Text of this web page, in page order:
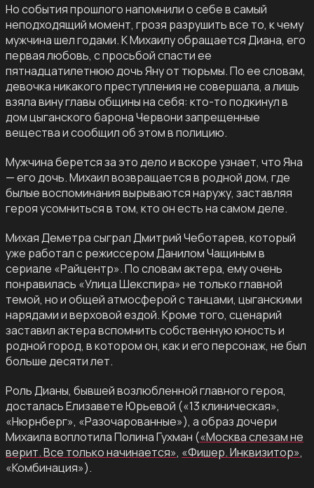
Но события прошлого напомнили о себе в самый
неподходящий момент, грозя разрушить все то, к чему
мужчина шел годами. К Михаилу обращается Диана, его
первая любовь, с просьбой спасти ее
пятнадцатилетнюю дочь Яну от тюрьмы. По ее словам,
девочка никакого преступления не совершала, а лишь
взяла вину главы общины на себя: кто-то подкинул в
дом цыганского барона Червони запрещенные
вещества и сообщил об этом в полицию.
Мужчина берется за это дело и вскоре узнает, что Яна
— его дочь. Михаил возвращается в родной дом, где
былые воспоминания вырываются наружу, заставляя
героя усомниться в том, кто он есть на самом деле.
Михая Деметра сыграл Дмитрий Чеботарев, который
уже работал с режиссером Данилом Чащиным в
сериале «Райцентр». По словам актера, ему очень
понравилась «Улица Шекспира» не только главной
темой, но и общей атмосферой с танцами, цыганскими
нарядами и верховой ездой. Кроме того, сценарий
заставил актера вспомнить собственную юность и
родной город, в котором он, как и его персонаж, не был
больше десяти лет.
Роль Дианы, бывшей возлюбленной главного героя,
досталась Елизавете Юрьевой («13 клиническая»,
«Нюрнберг», «Разочарованные»), а образ дочери
Михаила воплотила Полина Гухман («Москва слезам не
верит. Все только начинается», «Фишер. Инквизитор»,
«Комбинация»).